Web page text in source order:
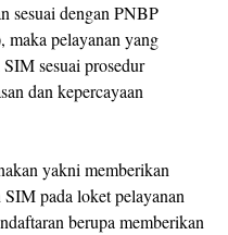
sesuai dengan PNBP
maka pelayanan yang
sesuai prosedur
dan kepercayaan
yakni memberikan
pada loket pelayanan
berupa memberikan